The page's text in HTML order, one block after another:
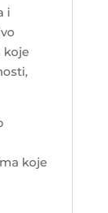
i
koje
koje